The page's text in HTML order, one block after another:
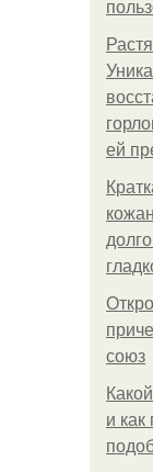
ей
союз
и как